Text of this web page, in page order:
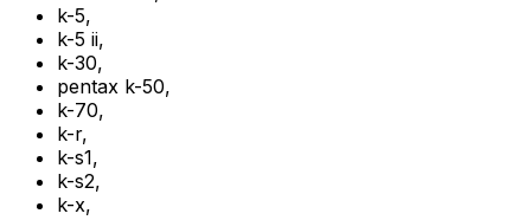
k-5,
k-5 ii,
k-30,
pentax k-50,
k-70,
k-r,
k-s1,
k-s2,
k-x,